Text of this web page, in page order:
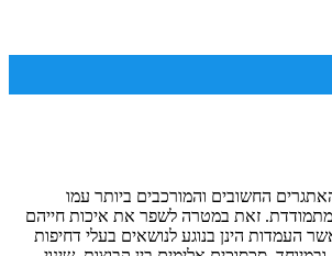
החשובים והמורכבים ביותר עמו
מתמודדת. זאת במטרה לשפר את איכות חייהם
העמדות הינן בנוגע לנושאים בעלי דחיפות